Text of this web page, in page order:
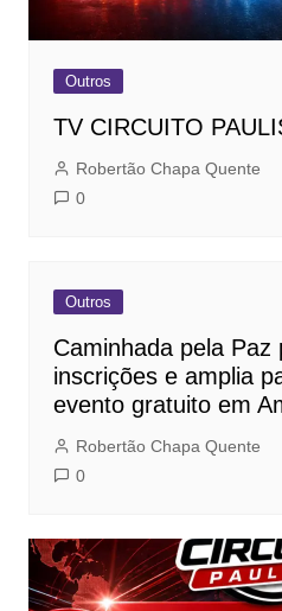
Outros
TV CIRCUITO
Robertão Chapa Quente
0
Outros
Caminhada pela Paz
inscrições e amplia
evento gratuito em
Robertão Chapa Quente
0